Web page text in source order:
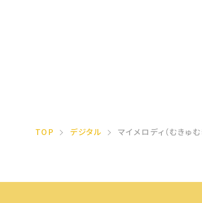
TOP デジタル マイメロディ（むきゅむ